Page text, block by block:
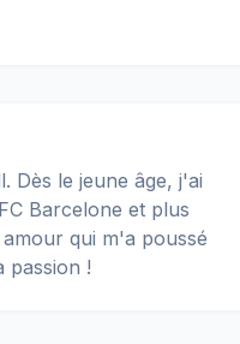
Dès le jeune âge, j'ai
Barcelone et plus
qui m'a poussé
passion !